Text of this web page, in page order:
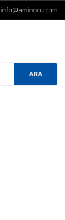
info@aminocu.com
ARA